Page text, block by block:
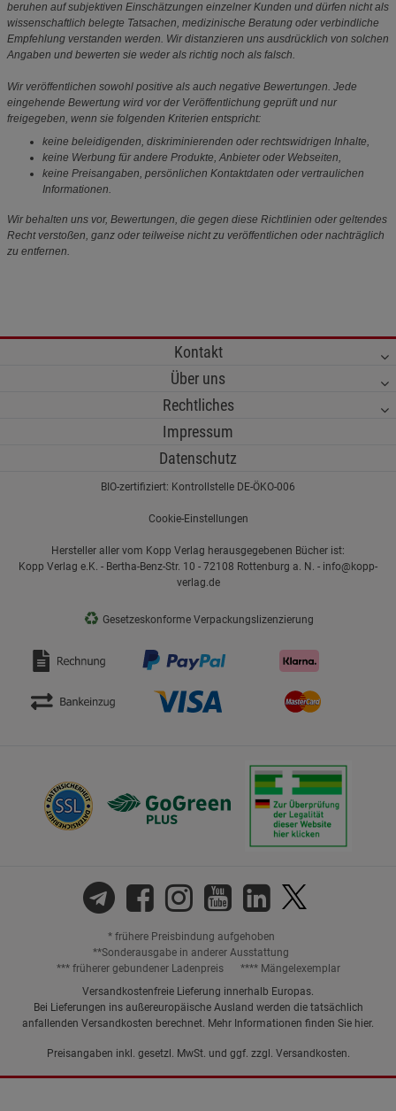
beruhen auf subjektiven Einschätzungen einzelner Kunden und dürfen nicht als
wissenschaftlich belegte Tatsachen, medizinische Beratung oder verbindliche
Empfehlung verstanden werden. Wir distanzieren uns ausdrücklich von solchen
Angaben und bewerten sie weder als richtig noch als falsch.
Wir veröffentlichen sowohl positive als auch negative Bewertungen. Jede
eingehende Bewertung wird vor der Veröffentlichung geprüft und nur
freigegeben, wenn sie folgenden Kriterien entspricht:
keine beleidigenden, diskriminierenden oder rechtswidrigen Inhalte,
keine Werbung für andere Produkte, Anbieter oder Webseiten,
keine Preisangaben, persönlichen Kontaktdaten oder vertraulichen
Informationen.
Wir behalten uns vor, Bewertungen, die gegen diese Richtlinien oder geltendes
Recht verstoßen, ganz oder teilweise nicht zu veröffentlichen oder nachträglich
zu entfernen.
Kontakt
Über uns
Rechtliches
Impressum
Datenschutz
BIO-zertifiziert: Kontrollstelle DE-ÖKO-006
Cookie-Einstellungen
Hersteller aller vom Kopp Verlag herausgegebenen Bücher ist:
Kopp Verlag e.K. - Bertha-Benz-Str. 10 - 72108 Rottenburg a. N. - info@kopp-
verlag.de
♻ Gesetzeskonforme Verpackungslizenzierung
* frühere Preisbindung aufgehoben
**Sonderausgabe in anderer Ausstattung
*** früherer gebundener Ladenpreis
**** Mängelexemplar
Versandkostenfreie Lieferung innerhalb Europas.
Bei Lieferungen ins außereuropäische Ausland werden die tatsächlich
anfallenden Versandkosten berechnet. Mehr Informationen finden Sie hier.
Preisangaben inkl. gesetzl. MwSt. und ggf. zzgl. Versandkosten.